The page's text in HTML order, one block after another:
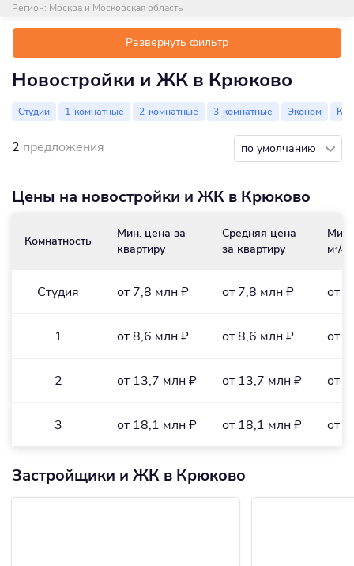
Регион: Москва и Московская область
Развернуть фильтр
Новостройки и ЖК в Крюково
Студии 1-комнатные 2-комнатные 3-комнатные Эконом
2 предложения по умолчанию
Цены на новостройки и ЖК в Крюково
Комнатность
Мин. цена за
квартиру
Средняя цена
за квартиру
Мин.
м2/₽
Студия от 7,8 млн ₽ от 7,8 млн ₽ от
1 от 8,6 млн ₽ от 8,6 млн ₽ от
2 от 13,7 млн ₽ от 13,7 млн ₽ от
3 от 18,1 млн ₽ от 18,1 млн ₽ от
Застройщики и ЖК в Крюково